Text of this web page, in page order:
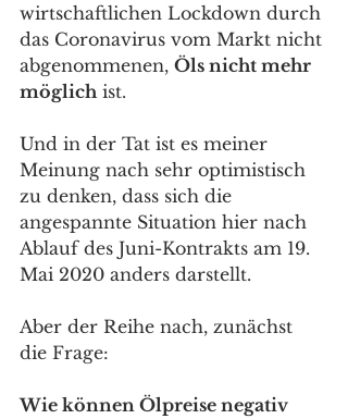
wirtschaftlichen Lockdown durch
das Coronavirus vom Markt nicht
abgenommenen, Öls nicht mehr
möglich ist.
Und in der Tat ist es meiner
Meinung nach sehr optimistisch
zu denken, dass sich die
angespannte Situation hier nach
Ablauf des Juni-Kontrakts am 19.
Mai 2020 anders darstellt.
Aber der Reihe nach, zunächst
die Frage:
Wie können Ölpreise negativ